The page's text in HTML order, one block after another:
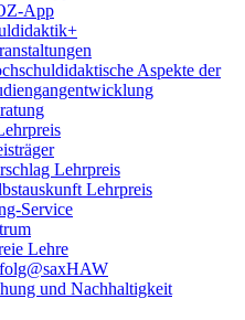
App
Aspekte der
Lehrpreis
Lehrpreis
Service
Lehre
und Nachhaltigkeit